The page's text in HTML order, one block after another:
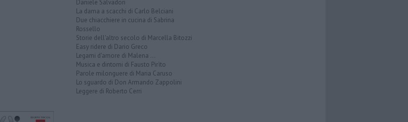
Daniele Salvadori
La dama a scacchi di Carlo Belciani
Due chiacchiere in cucina di Sabrina
Rossello
Storie dell'altro secolo di Marcella Bitozzi
Easy ridere di Dario Greco
Legami d'amore di Malena ...
Musica e dintorni di Fausto Pirìto
Parole milonguere di Maria Caruso
Lo sguardo di Don Armando Zappolini
Leggere di Roberto Cerri